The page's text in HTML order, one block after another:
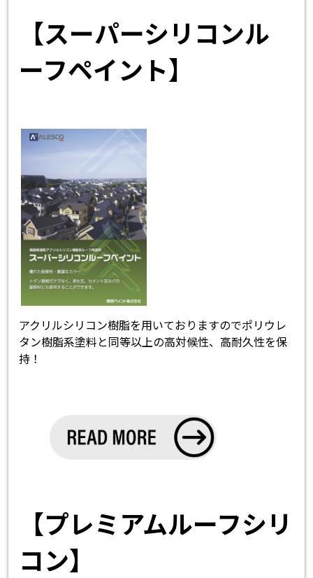
スタッフブログ 屋根リフォームについて
雨漏りについて 雨漏りの施工実績
理由
見積もりシミュレーション
【スーパーシリコンル
ーフペイント】
アクリルシリコン樹脂を用いておりますのでポリウレ
タン樹脂系塗料と同等以上の高対候性、高耐久性を保
持！
【プレミアムルーフシリ
コン】